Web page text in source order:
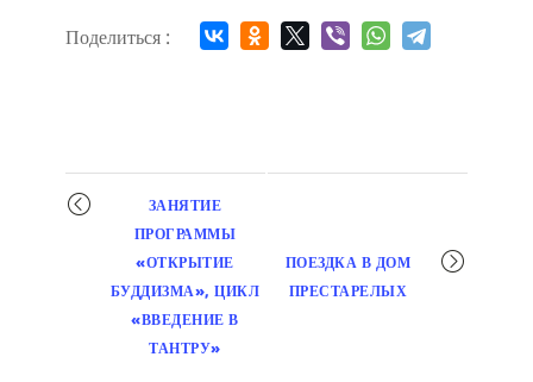
Поделиться :
Мероприятие
навигация
ЗАНЯТИЕ
ПРОГРАММЫ
«ОТКРЫТИЕ
БУДДИЗМА», ЦИКЛ
«ВВЕДЕНИЕ В
ТАНТРУ»
ПОЕЗДКА В ДОМ
ПРЕСТАРЕЛЫХ